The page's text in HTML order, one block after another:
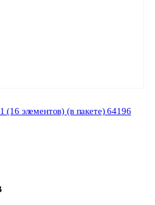
элементов) (в пакете) 64196